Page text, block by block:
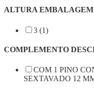
ALTURA EMBALAGEM
3 (1)
COMPLEMENTO
COM 1 PINO
SEXTAVADO 12